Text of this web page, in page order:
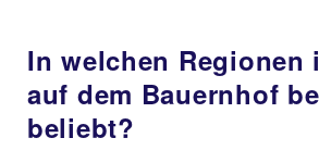
In welchen Regionen
auf dem Bauernhof
beliebt?